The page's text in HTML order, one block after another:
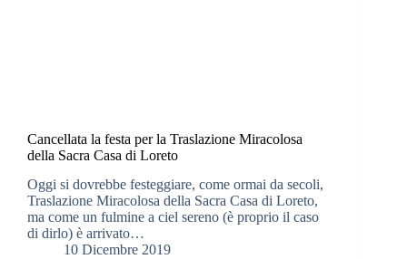
Cancellata la festa per la Traslazione Miracolosa
della Sacra Casa di Loreto
Oggi si dovrebbe festeggiare, come ormai da secoli,
Traslazione Miracolosa della Sacra Casa di Loreto,
ma come un fulmine a ciel sereno (è proprio il caso
di dirlo) è arrivato…
10 Dicembre 2019